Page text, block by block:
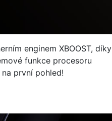
enginem XBOOST, díky
funkce procesoru
první pohled!